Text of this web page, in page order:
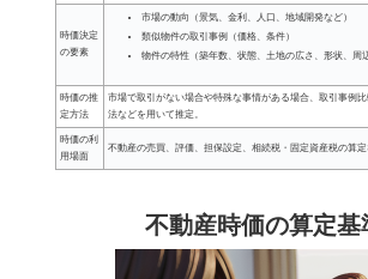
時価決定
の要素
市場の動向（景気、金利、人口、地域開発など）
類似物件の取引事例（価格、条件）
物件の特性（築年数、状態、土地の広さ、形状、周
時価の推
定方法
市場で取引がない場合や特殊な事情がある場合、取引事例
法などを用いて推定。
時価の利
用場面
不動産の売買、評価、担保設定、相続税・固定資産税の算
不動産時価の算定基